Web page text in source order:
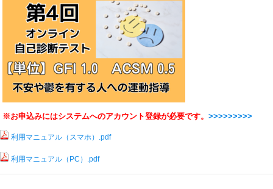
※お申込みにはシステムへのアカウント登録が必要です。>>>>>>>>>
利用マニュアル（スマホ）.pdf
利用マニュアル（PC）.pdf